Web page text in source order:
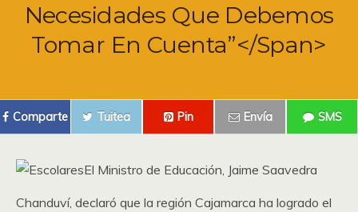
Necesidades Que Debemos
Tomar En Cuenta”</span>
Comparte Tuitea Pin Envía SMS
El Ministro de Educación, Jaime Saavedra
Chanduví, declaró que la región Cajamarca ha logrado el